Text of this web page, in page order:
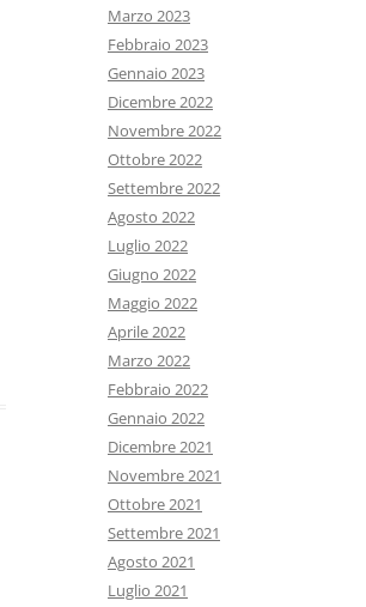
Marzo 2023
Febbraio 2023
Gennaio 2023
Dicembre 2022
Novembre 2022
Ottobre 2022
Settembre 2022
Agosto 2022
Luglio 2022
Giugno 2022
Maggio 2022
Aprile 2022
Marzo 2022
Febbraio 2022
Gennaio 2022
Dicembre 2021
Novembre 2021
Ottobre 2021
Settembre 2021
Agosto 2021
Luglio 2021